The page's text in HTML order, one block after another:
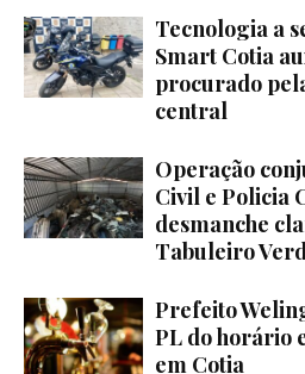
Tecnologia a
Smart Cotia
procurado
central
Operação
Civil e Policia
desmanche
Tabuleiro
Prefeito
PL do horário
em Cotia